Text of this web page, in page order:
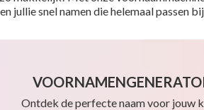
snel namen die helemaal passen
Ontdek de perfecte naam voor jouw